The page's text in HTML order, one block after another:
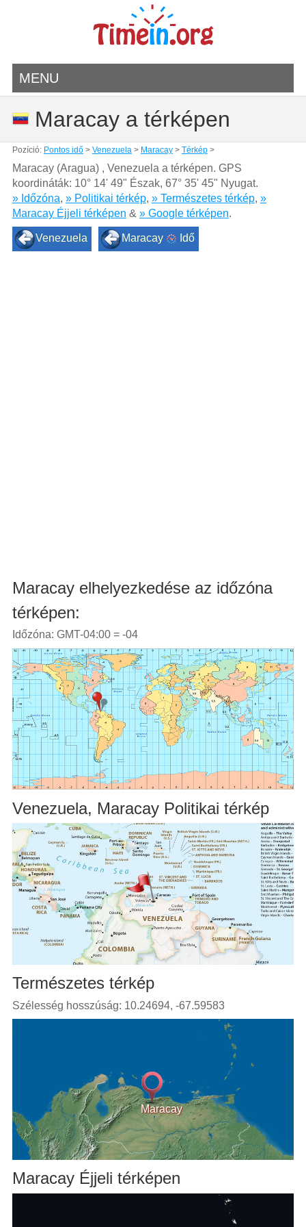
MENU
Maracay a térképen
Pozíció: Pontos idő> Venezuela> Maracay> Térkép>
Maracay (Aragua) , Venezuela a térképen. GPS
koordináták: 10° 14' 49" Észak, 67° 35' 45" Nyugat.
» Időzóna, » Politikai térkép, » Természetes térkép, »
Maracay Éjjeli térképen & » Google térképen.
Venezuela Maracay Idő
Maracay elhelyezkedése az időzóna
térképen:
Időzóna: GMT-04:00 = -04
Venezuela, Maracay Politikai térkép
Természetes térkép
Szélesség hosszúság: 10.24694, -67.59583
Maracay
Maracay Éjjeli térképen